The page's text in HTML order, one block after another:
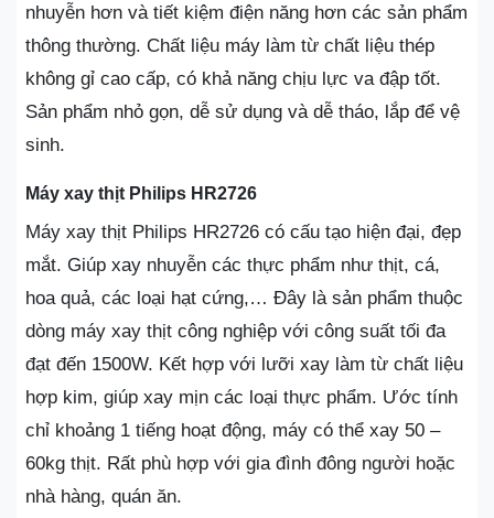
nhuyễn hơn và tiết kiệm điện năng hơn các sản phẩm
thông thường. Chất liệu máy làm từ chất liệu thép
không gỉ cao cấp, có khả năng chịu lực va đập tốt.
Sản phẩm nhỏ gọn, dễ sử dụng và dễ tháo, lắp để vệ
sinh.
Máy xay thịt Philips HR2726
Máy xay thịt Philips HR2726 có cấu tạo hiện đại, đẹp
mắt. Giúp xay nhuyễn các thực phẩm như thịt, cá,
hoa quả, các loại hạt cứng,… Đây là sản phẩm thuộc
dòng máy xay thịt công nghiệp với công suất tối đa
đạt đến 1500W. Kết hợp với lưỡi xay làm từ chất liệu
hợp kim, giúp xay mịn các loại thực phẩm. Ước tính
chỉ khoảng 1 tiếng hoạt động, máy có thể xay 50 –
60kg thịt. Rất phù hợp với gia đình đông người hoặc
nhà hàng, quán ăn.